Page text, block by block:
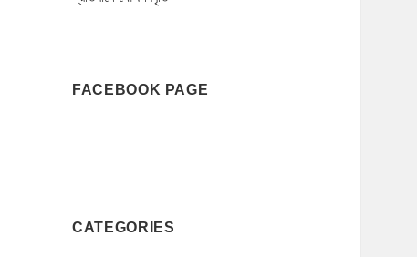
FACEBOOK PAGE
CATEGORIES